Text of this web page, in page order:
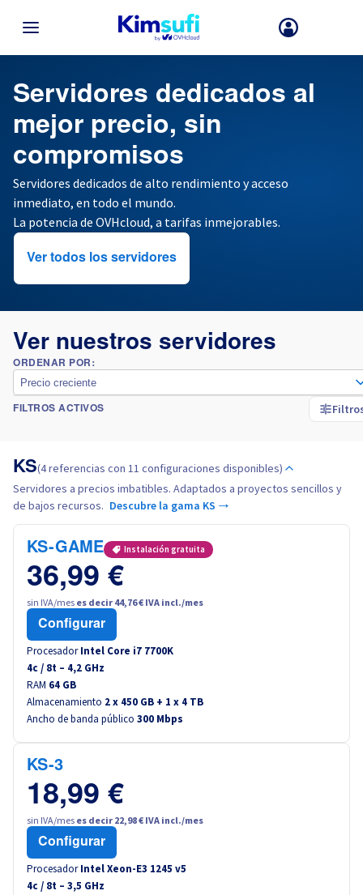
Su elección de país y/o región puede modificar ciertos factores
la moneda, el precio y la disponibilidad de productos.
Francia
Alemania
Irlanda
Italia
Polonia
Portugal
Marruecos
Senegal
Túnez
Canada (en)
Canada (fr)
América Latina
Australia
Singapore
Servidor dedicado barato
Servidores dedicados al
mejor precio, sin
compromisos
Servidores dedicados de alto rendimiento y acceso
inmediato, en todo el mundo.
La potencia de OVHcloud, a tarifas inmejorables.
Ver todos los servidores
Ver nuestros servidores
ORDENAR POR:
Precio creciente
FILTROS ACTIVOS
KS(4 referencias con 11 configuraciones disponibles)
Servidores a precios imbatibles. Adaptados a proyectos sencillos y
de bajos recursos. Descubre la gama KS →
KS-GAME Instalación gratuita
36,99 €
sin IVA/mes es decir 44,76 € IVA incl./mes
Configurar
Procesador Intel Core i7 7700K
4c / 8t – 4,2 GHz
RAM 64 GB
Almacenamiento 2 x 450 GB + 1 x 4 TB
Ancho de banda público 300 Mbps
KS-3
18,99 €
sin IVA/mes es decir 22,98 € IVA incl./mes
Configurar
Procesador Intel Xeon-E3 1245 v5
4c / 8t – 3,5 GHz